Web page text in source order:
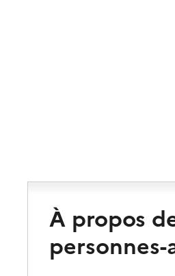
À propos
personnes-